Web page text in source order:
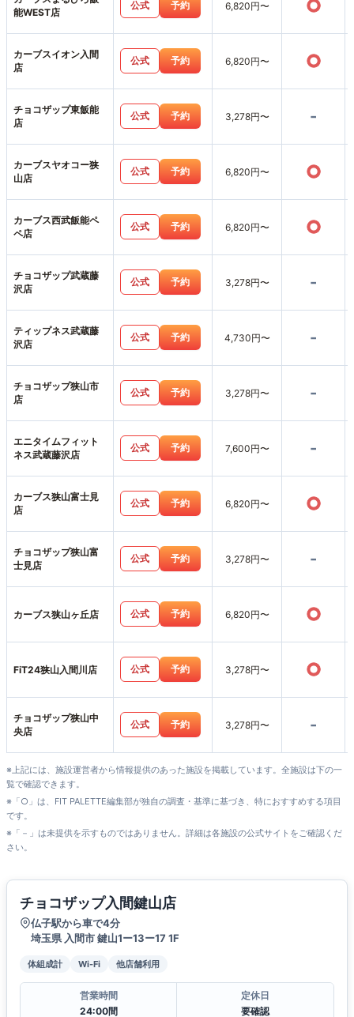
能WEST店
公式 予約 6,820円〜 ○
カーブスイオン入間
店
公式 予約 6,820円〜 ○
チョコザップ東飯能
店
公式 予約 3,278円〜 -
カーブスヤオコー狭
山店
公式 予約 6,820円〜 ○
カーブス西武飯能ペ
ペ店
公式 予約 6,820円〜 ○
チョコザップ武蔵藤
沢店
公式 予約 3,278円〜 -
ティップネス武蔵藤
沢店
公式 予約 4,730円〜 -
チョコザップ狭山市
店
公式 予約 3,278円〜 -
エニタイムフィット
ネス武蔵藤沢店
公式 予約 7,600円〜 -
カーブス狭山富士見
店
公式 予約 6,820円〜 ○
チョコザップ狭山富
士見店
公式 予約 3,278円〜 -
カーブス狭山ヶ丘店 公式 予約 6,820円〜 ○
FiT24狭山入間川店 公式 予約 3,278円〜 ○
チョコザップ狭山中
央店
公式 予約 3,278円〜 -
※上記には、施設運営者から情報提供のあった施設を掲載しています。全施設は下の一
覧で確認できます。
※「○」は、FIT PALETTE編集部が独自の調査・基準に基づき、特におすすめする項目
です。
※「－」は未提供を示すものではありません。詳細は各施設の公式サイトをご確認くだ
さい。
チョコザップ入間鍵山店
仏子駅から車で4分
埼玉県 入間市 鍵山1ー13ー17 1F
体組成計 Wi-Fi 他店舗利用
営業時間
24:00間
定休日
要確認